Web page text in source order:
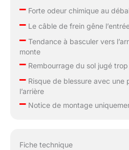
–Forte odeur chimique au
–Le câble de frein gêne
–Tendance à basculer vers
monte
–Rembourrage du sol jugé trop
–Risque de blessure avec une
l’arrière
–Notice de montage
Fiche technique